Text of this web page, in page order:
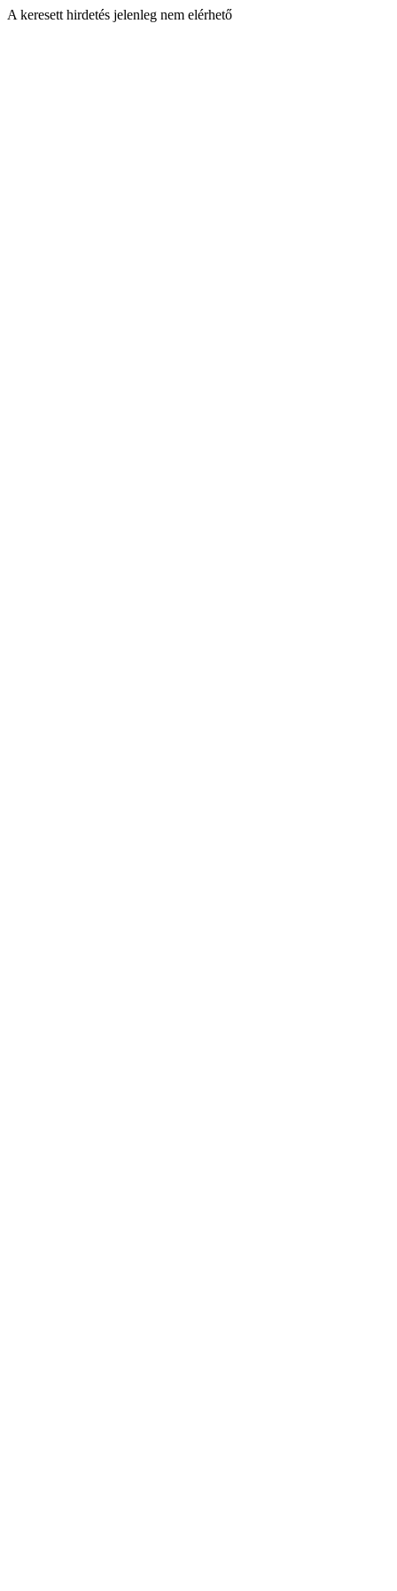
A keresett hirdetés jelenleg nem elérhető